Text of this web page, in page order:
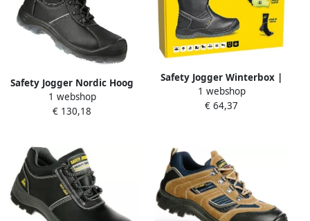
Safety Jogger Nordic Hoog
S3 Zwart 11.118.050.40
1 webshop
€ 130,18
Safety Jogger Winterbox |
Bestboot veiligheidslaars +
sokken + Handschoenen +
1 webshop
€ 64,37